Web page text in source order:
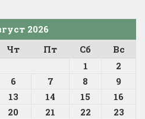
2026
Чт Пт Сб
Вс
1
2
6 7 8
9
13 14 15
16
20 21 22
23